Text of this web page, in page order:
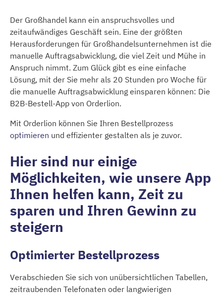
Der Großhandel kann ein anspruchsvolles und
zeitaufwändiges Geschäft sein. Eine der größten
Herausforderungen für Großhandelsunternehmen ist die
manuelle Auftragsabwicklung, die viel Zeit und Mühe in
Anspruch nimmt. Zum Glück gibt es eine einfache
Lösung, mit der Sie mehr als 20 Stunden pro Woche für
die manuelle Auftragsabwicklung einsparen können: Die
B2B-Bestell-App von Orderlion.
Mit Orderlion können Sie Ihren Bestellprozess
optimieren und effizienter gestalten als je zuvor.
Hier sind nur einige
Möglichkeiten, wie unsere App
Ihnen helfen kann, Zeit zu
sparen und Ihren Gewinn zu
steigern
Optimierter Bestellprozess
Verabschieden Sie sich von unübersichtlichen Tabellen,
zeitraubenden Telefonaten oder langwierigen